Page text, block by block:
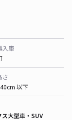
入庫
さ
以下
大型車・SUV